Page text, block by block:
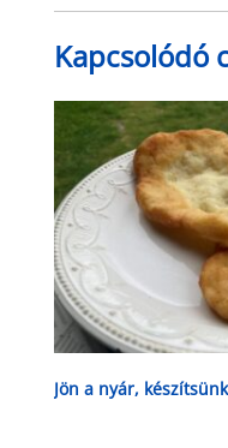
Kapcsolódó
Jön a nyár,